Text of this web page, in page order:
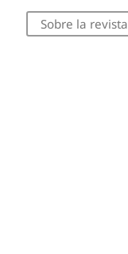
Sobre la revista